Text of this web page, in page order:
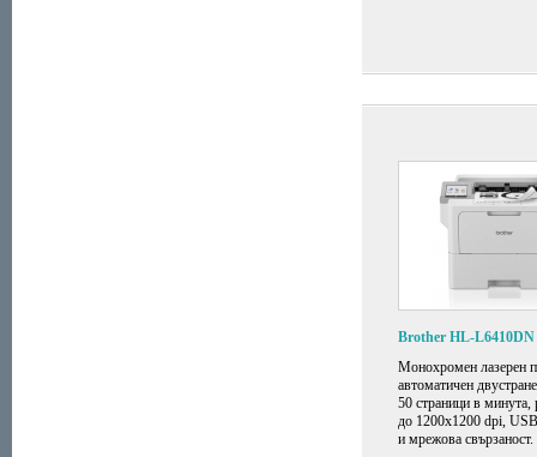
Brother HL-L6410DN
Монохромен лазерен
автоматичен
50 страници в минута,
до 1200x1200 dpi,
и мрежова свързаност.